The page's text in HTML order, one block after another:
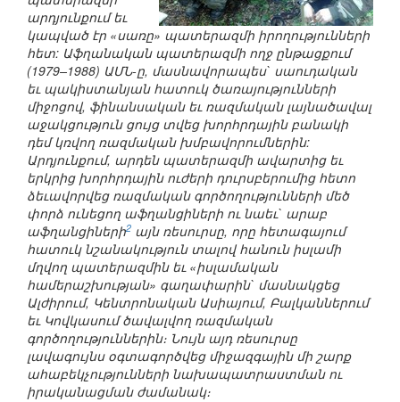
արդյունքում եւ
կապված էր «սառը» պատերազմի իրողությունների
հետ: Աֆղանական պատերազմի ողջ ընթացքում
(1979–1988) ԱՄՆ-ը, մասնավորապես` սաուդական
եւ պակիստանյան հատուկ ծառայությունների
միջոցով, ֆինանսական եւ ռազմական լայնածավալ
աջակցություն ցույց տվեց խորհրդային բանակի
դեմ կռվող ռազմական խմբավորումներին:
Արդյունքում, արդեն պատերազմի ավարտից եւ
երկրից խորհրդային ուժերի դուրսբերումից հետո
ձեւավորվեց ռազմական գործողությունների մեծ
փորձ ունեցող աֆղանցիների ու նաեւ` արաբ
աֆղանցիների2 այն ռեսուրսը, որը հետագայում
հատուկ նշանակություն տալով հանուն իսլամի
մղվող պատերազմին եւ «իսլամական
համերաշխության» գաղափարին` մասնակցեց
Ալժիրում, Կենտրոնական Ասիայում, Բալկաններում
եւ Կովկասում ծավալվող ռազմական
գործողություններին։ Նույն այդ ռեսուրսը
լավագույնս օգտագործվեց միջազգային մի շարք
ահաբեկչությունների նախապատրաստման ու
իրականացման ժամանակ։